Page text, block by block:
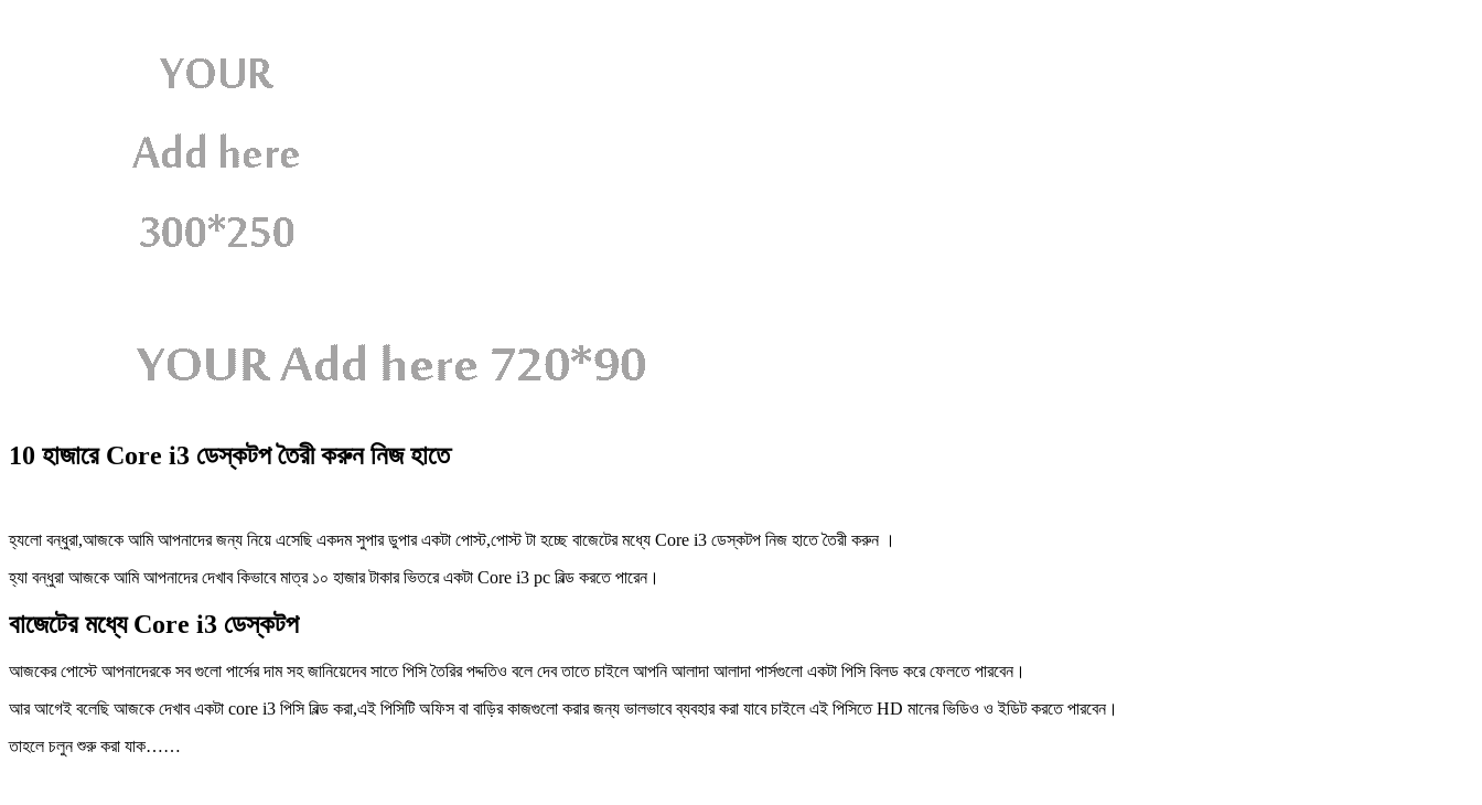
10 হাজারে Core i3 ডেস্কটপ তৈরী করুন নিজ হাতে
হ্যলো বন্ধুরা,আজকে আমি আপনাদের জন্য নিয়ে এসেছি একদম সুপার ডুপার একটা পোস্ট,পোস্ট টা হচ্ছে বাজেটের মধ্যে Core i3 ডেস্কটপ নিজ হাতে তৈরী করুন ।
হ্যা বন্ধুরা আজকে আমি আপনাদের দেখাব কিভাবে মাত্র ১০ হাজার টাকার ভিতরে একটা Core i3 pc বিল্ড করতে পারেন।
বাজেটের মধ্যে Core i3 ডেস্কটপ
আজকের পোস্টে আপনাদেরকে সব গুলো পার্সের দাম সহ জানিয়েদেব সাতে পিসি তৈরির পদ্দতিও বলে দেব তাতে চাইলে আপনি আলাদা আলাদা পার্সগুলো একটা পিসি বিলড করে ফেলতে পারবেন।
আর আগেই বলেছি আজকে দেখাব একটা core i3 পিসি বিল্ড করা,এই পিসিটি অফিস বা বাড়ির কাজগুলো করার জন্য ভালভাবে ব্যবহার করা যাবে চাইলে এই পিসিতে HD মানের ভিডিও ও ইডিট করতে পারবেন।
তাহলে চলুন শুরু করা যাক……